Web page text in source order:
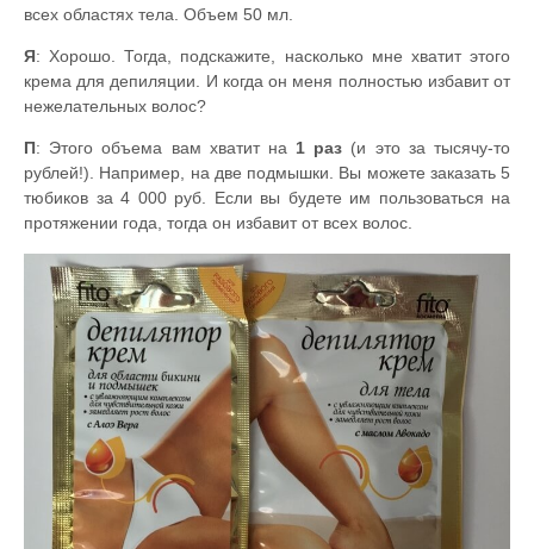
всех областях тела. Объем 50 мл.
Я: Хорошо. Тогда, подскажите, насколько мне хватит этого
крема для депиляции. И когда он меня полностью избавит от
нежелательных волос?
П: Этого объема вам хватит на 1 раз (и это за тысячу-то
рублей!). Например, на две подмышки. Вы можете заказать 5
тюбиков за 4 000 руб. Если вы будете им пользоваться на
протяжении года, тогда он избавит от всех волос.